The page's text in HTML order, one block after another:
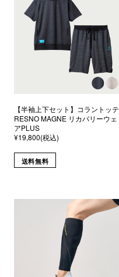
【半袖上下セット】コラントッテ
RESNO MAGNE リカバリーウェ
アPLUS
¥19,800(税込)
送料無料